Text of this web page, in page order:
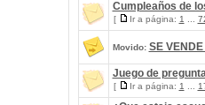
Cumpleaños de
[ Ir a página: 1
Movido: SE
Juego de
[ Ir a página: 1